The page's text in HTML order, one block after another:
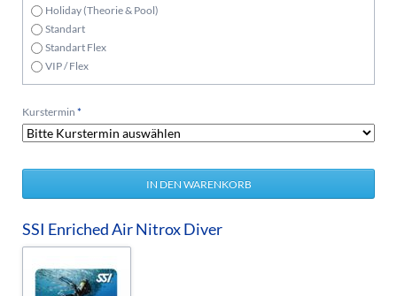
Holiday (Theorie & Pool)
Standart
Standart Flex
VIP / Flex
Pflichtfeld
Kurstermin *
SSI Enriched Air Nitrox Diver